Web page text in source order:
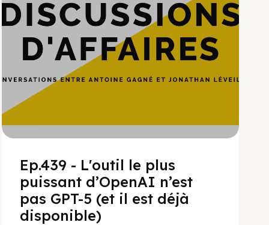
Ep.439 - L'outil le plus
puissant d’OpenAI n’est
pas GPT-5 (et il est déjà
disponible)